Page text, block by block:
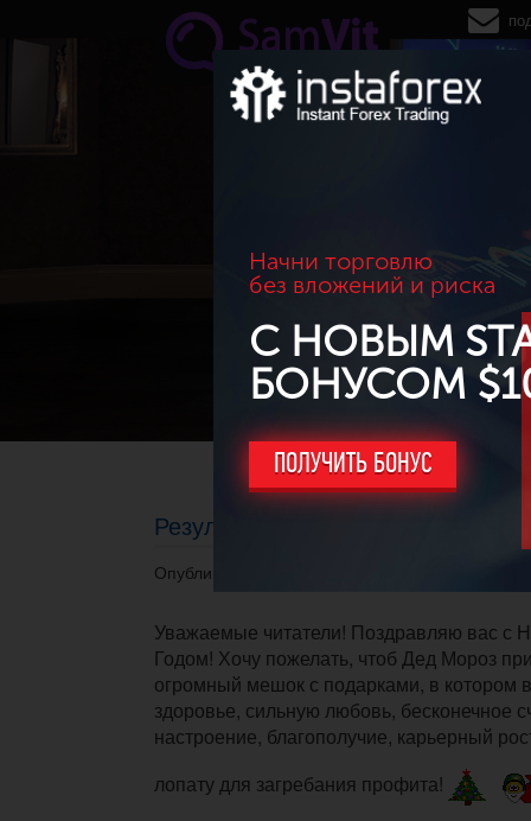
Перейти к основному содержанию
Начни торговлю
без вложений и риска
С НОВЫМ
БОНУСОМ
ПОЛУЧИТЬ БОНУС
Результаты торговли за 2015г.
Опубликовано 31.12.2015 в 17:12.
Уважаемые читатели! Поздравляю вас
Годом! Хочу пожелать, чтоб Дед Мороз
огромный мешок с подарками, в котором
здоровье, сильную любовь, бесконечное
настроение, благополучие, карьерный
лопату для загребания профита!